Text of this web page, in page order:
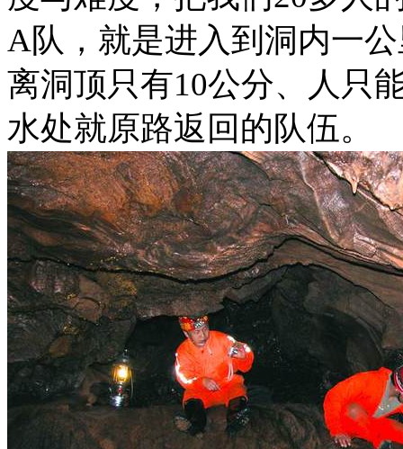
A队，就是进入到洞内一
离洞顶只有10公分、人只
水处就原路返回的队伍。